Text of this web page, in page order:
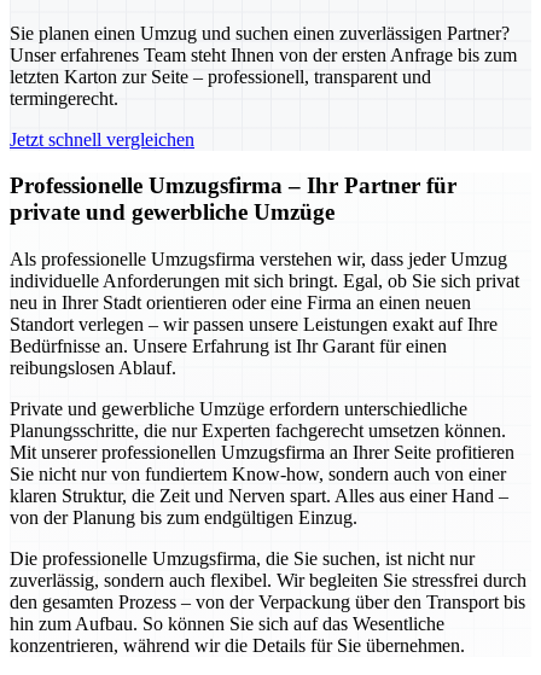
Sie planen einen Umzug und suchen einen zuverlässigen Partner?
Unser erfahrenes Team steht Ihnen von der ersten Anfrage bis zum
letzten Karton zur Seite – professionell, transparent und
termingerecht.
Jetzt schnell vergleichen
Professionelle Umzugsfirma – Ihr Partner für
private und gewerbliche Umzüge
Als professionelle Umzugsfirma verstehen wir, dass jeder Umzug
individuelle Anforderungen mit sich bringt. Egal, ob Sie sich privat
neu in Ihrer Stadt orientieren oder eine Firma an einen neuen
Standort verlegen – wir passen unsere Leistungen exakt auf Ihre
Bedürfnisse an. Unsere Erfahrung ist Ihr Garant für einen
reibungslosen Ablauf.
Private und gewerbliche Umzüge erfordern unterschiedliche
Planungsschritte, die nur Experten fachgerecht umsetzen können.
Mit unserer professionellen Umzugsfirma an Ihrer Seite profitieren
Sie nicht nur von fundiertem Know-how, sondern auch von einer
klaren Struktur, die Zeit und Nerven spart. Alles aus einer Hand –
von der Planung bis zum endgültigen Einzug.
Die professionelle Umzugsfirma, die Sie suchen, ist nicht nur
zuverlässig, sondern auch flexibel. Wir begleiten Sie stressfrei durch
den gesamten Prozess – von der Verpackung über den Transport bis
hin zum Aufbau. So können Sie sich auf das Wesentliche
konzentrieren, während wir die Details für Sie übernehmen.